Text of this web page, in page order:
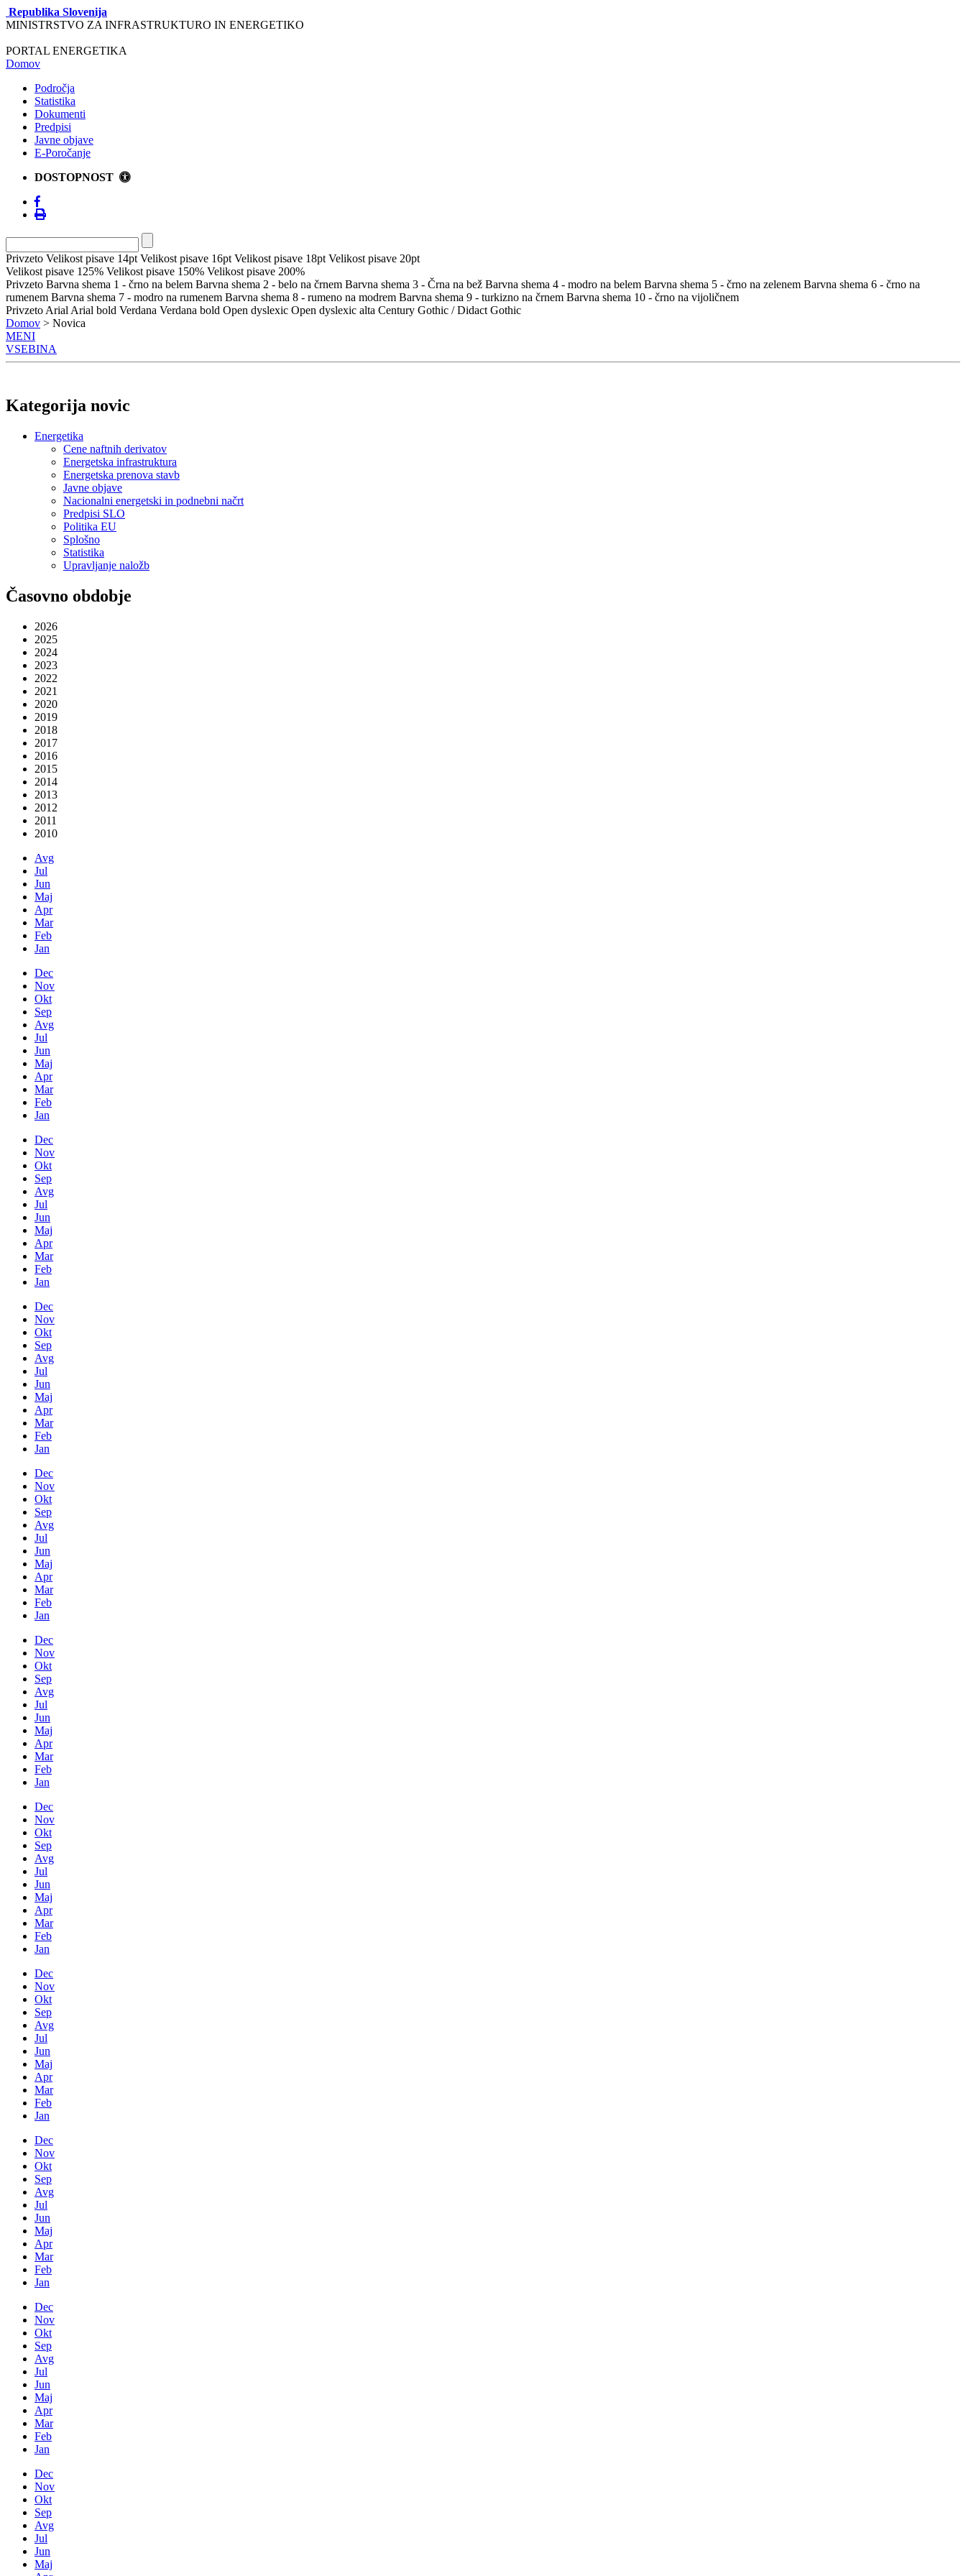
Republika Slovenija
MINISTRSTVO ZA INFRASTRUKTURO IN ENERGETIKO
PORTAL ENERGETIKA
Domov
Področja
Statistika
Dokumenti
Predpisi
Javne objave
E-Poročanje
DOSTOPNOST
Privzeto Velikost pisave 14pt Velikost pisave 16pt Velikost pisave 18pt Velikost pisave 20pt
Velikost pisave 125% Velikost pisave 150% Velikost pisave 200%
Privzeto Barvna shema 1 - črno na belem Barvna shema 2 - belo na črnem Barvna shema 3 - Črna na bež Barvna shema 4 - modro na belem Barvna shema 5 - črno na zelenem Barvna shema 6 - črno na
rumenem Barvna shema 7 - modro na rumenem Barvna shema 8 - rumeno na modrem Barvna shema 9 - turkizno na črnem Barvna shema 10 - črno na vijoličnem
Privzeto Arial Arial bold Verdana Verdana bold Open dyslexic Open dyslexic alta Century Gothic / Didact Gothic
Domov > Novica
MENI
VSEBINA
Kategorija novic
Energetika
Cene naftnih derivatov
Energetska infrastruktura
Energetska prenova stavb
Javne objave
Nacionalni energetski in podnebni načrt
Predpisi SLO
Politika EU
Splošno
Statistika
Upravljanje naložb
Časovno obdobje
2026
2025
2024
2023
2022
2021
2020
2019
2018
2017
2016
2015
2014
2013
2012
2011
2010
Avg
Jul
Jun
Maj
Apr
Mar
Feb
Jan
Dec
Nov
Okt
Sep
Avg
Jul
Jun
Maj
Apr
Mar
Feb
Jan
Dec
Nov
Okt
Sep
Avg
Jul
Jun
Maj
Apr
Mar
Feb
Jan
Dec
Nov
Okt
Sep
Avg
Jul
Jun
Maj
Apr
Mar
Feb
Jan
Dec
Nov
Okt
Sep
Avg
Jul
Jun
Maj
Apr
Mar
Feb
Jan
Dec
Nov
Okt
Sep
Avg
Jul
Jun
Maj
Apr
Mar
Feb
Jan
Dec
Nov
Okt
Sep
Avg
Jul
Jun
Maj
Apr
Mar
Feb
Jan
Dec
Nov
Okt
Sep
Avg
Jul
Jun
Maj
Apr
Mar
Feb
Jan
Dec
Nov
Okt
Sep
Avg
Jul
Jun
Maj
Apr
Mar
Feb
Jan
Dec
Nov
Okt
Sep
Avg
Jul
Jun
Maj
Apr
Mar
Feb
Jan
Dec
Nov
Okt
Sep
Avg
Jul
Jun
Maj